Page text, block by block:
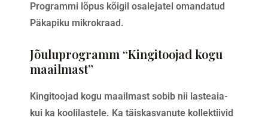
Programmi lõpus kõigil osalejatel omandatud
Päkapiku mikrokraad.
Jõuluprogramm “Kingitoojad kogu
maailmast”
Kingitoojad kogu maailmast sobib nii lasteaia-
kui ka koolilastele. Ka täiskasvanute kollektiivid